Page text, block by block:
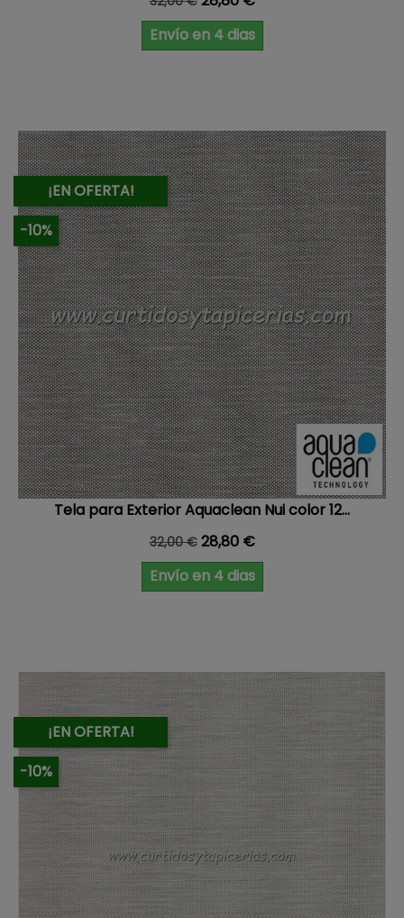
Envío en 4 dias
¡EN OFERTA!
-10%
Tela para Exterior Aquaclean Nui color 12...
Precio base
32,00 € Precio
28,80 €
Envío en 4 dias
¡EN OFERTA!
-10%